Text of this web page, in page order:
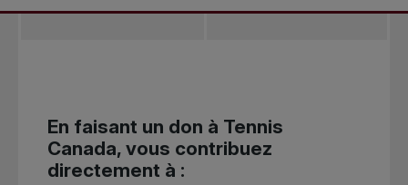
En faisant un don à Tennis
Canada, vous contribuez
directement à :